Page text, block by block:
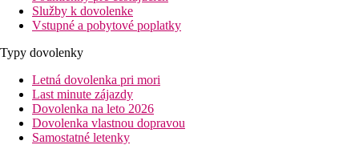
Služby k dovolenke
Vstupné a pobytové poplatky
Typy dovolenky
Letná dovolenka pri mori
Last minute zájazdy
Dovolenka na leto 2026
Dovolenka vlastnou dopravou
Samostatné letenky